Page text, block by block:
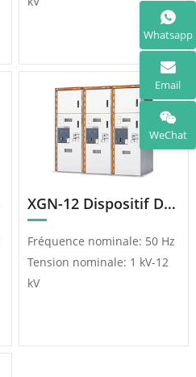
XGN-12 Dispositif De Distribution À Anneau Gonflable, Entièrement Scellé Et Entièrement Isolé
Fréquence nominale: 50 Hz
Tension nominale: 1 kV-12
kV
Whatsapp
Email
WeChat